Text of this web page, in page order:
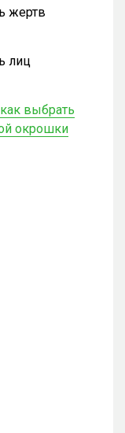
жертв
лиц
выбрать
окрошки